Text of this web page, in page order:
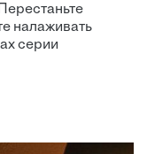
налаживать
серии